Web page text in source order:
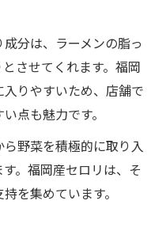
分は、ラーメンの脂っ
させてくれます。福岡
りやすいため、店舗で
点も魅力です。
野菜を積極的に取り入
。福岡産セロリは、そ
を集めています。